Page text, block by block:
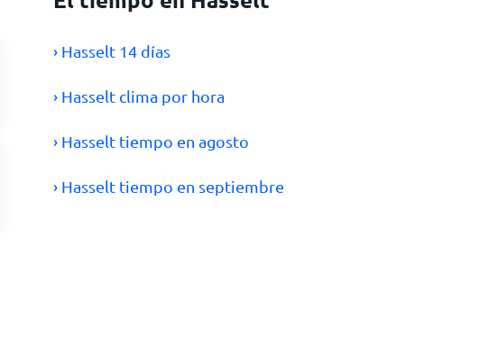
› Hasselt 14 días
› Hasselt clima por hora
› Hasselt tiempo en agosto
› Hasselt tiempo en septiembre